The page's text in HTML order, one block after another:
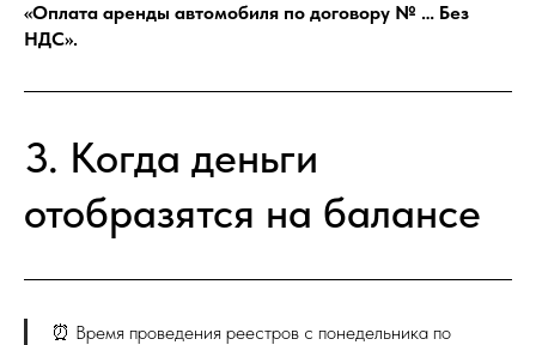
«Оплата аренды автомобиля по договору № … Без
НДС».
3. Когда деньги
отобразятся на балансе
⏰ Время проведения реестров с понедельника по